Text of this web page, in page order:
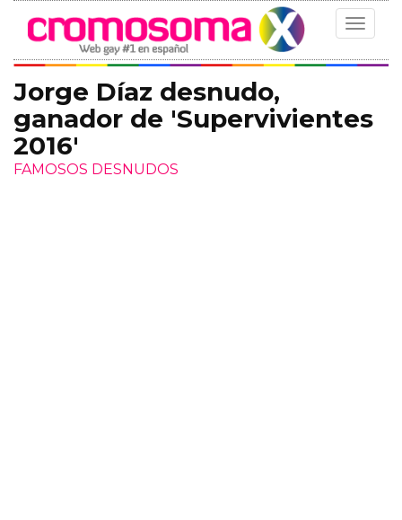
Toggle
Jorge Díaz desnudo,
ganador de 'Supervivientes
2016'
FAMOSOS DESNUDOS